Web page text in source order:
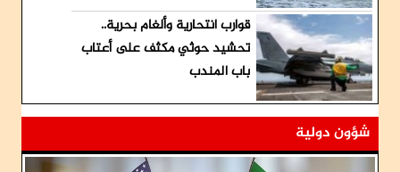
قوارب انتحارية وألغام بحرية..
تحشيد حوثي مكثف على أعتاب
باب المندب
شؤون دولية